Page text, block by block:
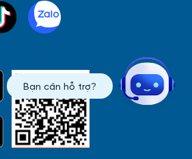
Thông tin giao dịch
Sự kiện
Bạn cần hỗ trợ?